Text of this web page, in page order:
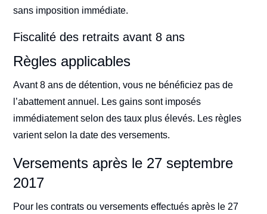
sans imposition immédiate.
Fiscalité des retraits avant 8 ans
Règles applicables
Avant 8 ans de détention, vous ne bénéficiez pas de
l’abattement annuel. Les gains sont imposés
immédiatement selon des taux plus élevés. Les règles
varient selon la date des versements.
Versements après le 27 septembre
2017
Pour les contrats ou versements effectués après le 27